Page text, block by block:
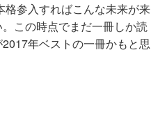
参入すればこんな未来が来
この時点でまだ一冊しか読
年ベストの一冊かもと思